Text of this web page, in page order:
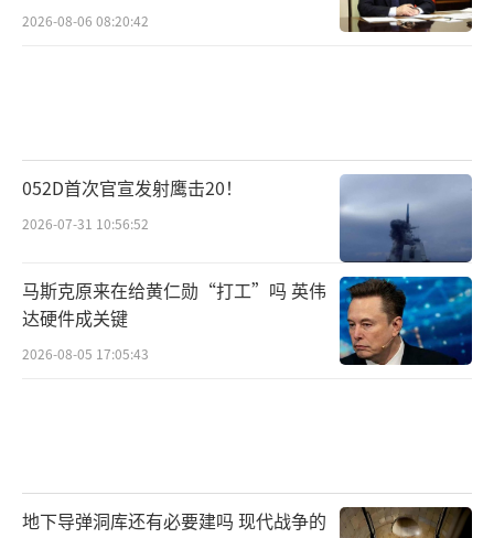
2026-08-06 08:20:42
052D首次官宣发射鹰击20！
2026-07-31 10:56:52
马斯克原来在给黄仁勋“打工”吗 英伟
达硬件成关键
2026-08-05 17:05:43
地下导弹洞库还有必要建吗 现代战争的